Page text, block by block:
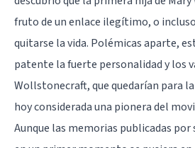
fruto de un enlace ilegítimo, o
quitarse la vida. Polémicas aparte,
patente la fuerte personalidad y los
Wollstonecraft, que quedarían para
hoy considerada una pionera del
Aunque las memorias publicadas por